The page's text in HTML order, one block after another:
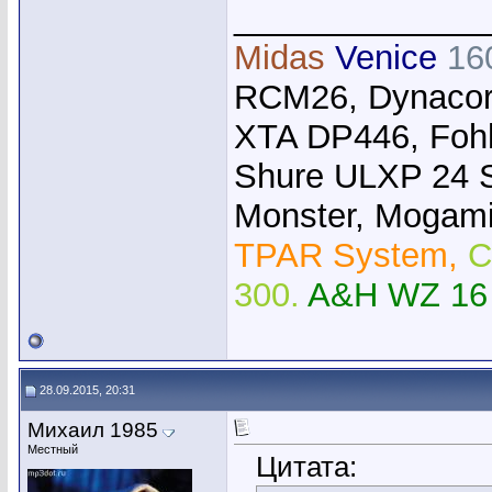
Midas Venice
RCM26,
XTA DP446,
Shure ULXP 24
Monster,
TPAR System,
300. A&H WZ
28.09.2015, 20:31
Михаил 1985
Местный
Цитата: